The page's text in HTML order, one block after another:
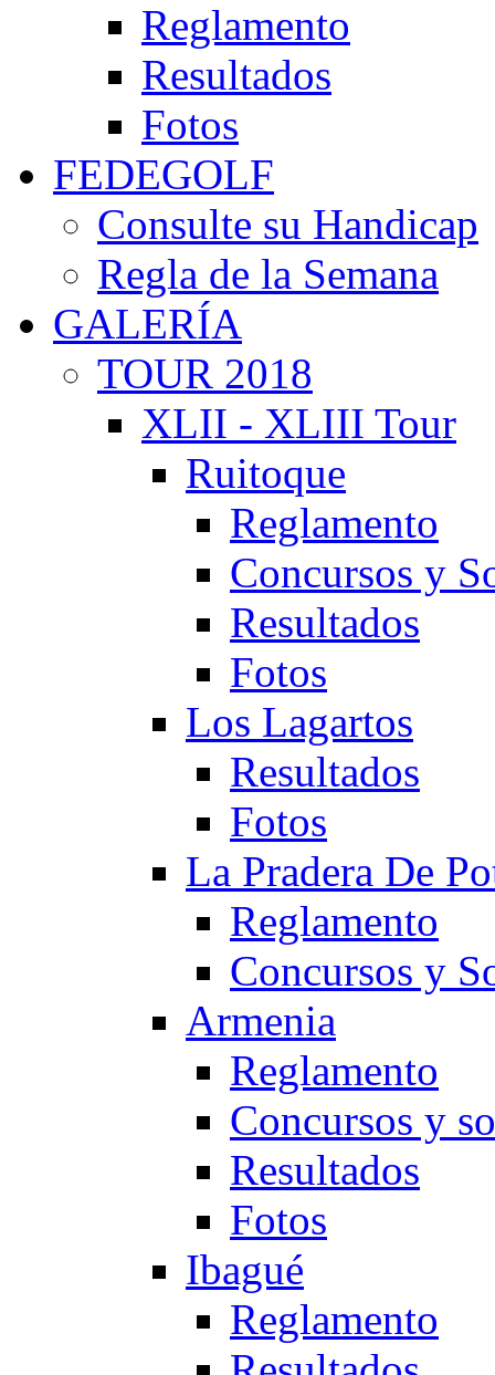
Reglamento
Resultados
Fotos
FEDEGOLF
Consulte su Handicap
Regla de la Semana
GALERÍA
TOUR 2018
XLII - XLIII Tour
Ruitoque
Reglamento
Concursos y
Resultados
Fotos
Los Lagartos
Resultados
Fotos
La Pradera De
Reglamento
Concursos y
Armenia
Reglamento
Concursos y
Resultados
Fotos
Ibagué
Reglamento